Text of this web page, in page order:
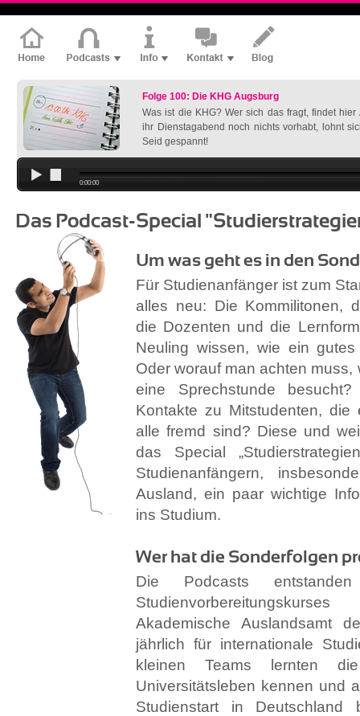
Folge 100: Die KHG Augsburg
Was ist die KHG? Wer sich das fragt, findet hier
ihr Dienstagabend noch nichts vorhabt, lohnt
Seid gespannt!
0:00:00
Das Podcast-Special
Um was geht es in den
Für Studienanfänger ist zum
alles neu: Die Kommilitonen,
die Dozenten und die
Neuling wissen, wie ein
Oder worauf man achten
eine Sprechstunde
Kontakte zu Mitstudenten,
alle fremd sind? Diese und
das Special
Studienanfängern,
Ausland, ein paar wichtige
ins Studium.
Wer hat die Sonderfolgen
Die Podcasts
Akademische Auslandsamt
jährlich für internationale
kleinen Teams lernten
Universitätsleben kennen und
Studienstart in Deutschland